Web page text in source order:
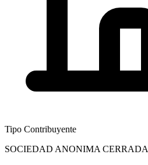
Tipo Contribuyente
SOCIEDAD ANONIMA CERRADA